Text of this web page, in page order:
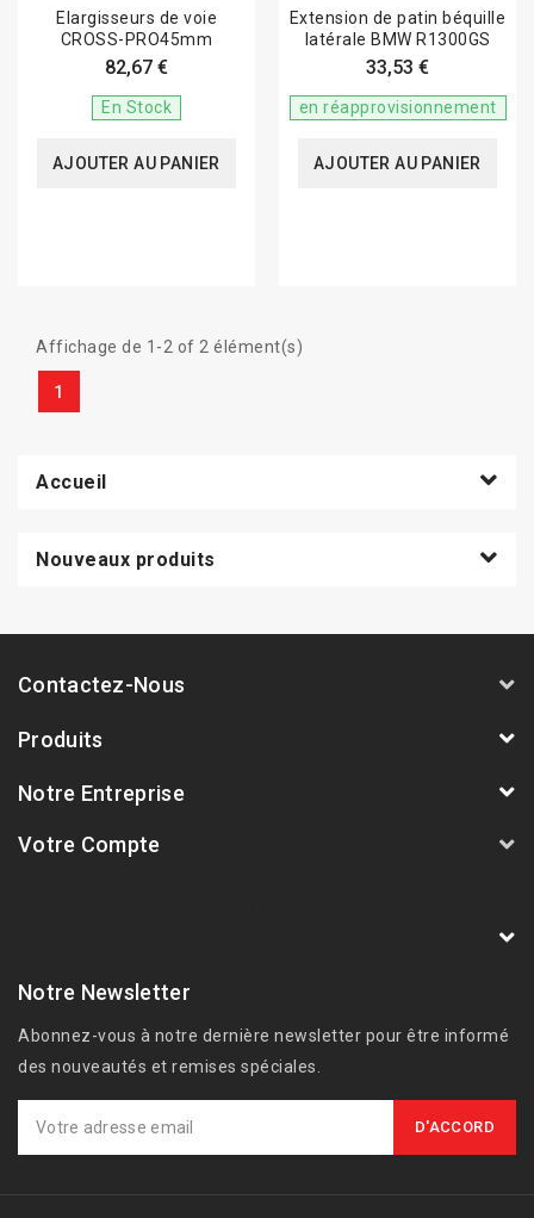
Elargisseurs de voie
CROSS-PRO45mm
82,67 €
En Stock
AJOUTER AU PANIER
Extension de patin béquille
latérale BMW R1300GS
33,53 €
en réapprovisionnement
AJOUTER AU PANIER
Affichage de 1-2 of 2 élément(s)
1
Accueil
Nouveaux produits
Contactez-Nous
Produits
Notre Entreprise
Votre Compte
Notre Newsletter
Abonnez-vous à notre dernière newsletter pour être informé
des nouveautés et remises spéciales.